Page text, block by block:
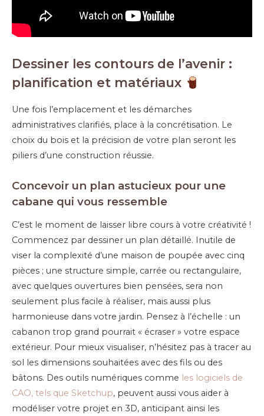
Dessiner les contours de l’avenir :
planification et matériaux
Une fois l’emplacement et les démarches
administratives clarifiés, place à la concrétisation. Le
choix du bois et la précision de votre plan seront les
piliers d’une construction réussie.
Concevoir un plan astucieux pour une
cabane qui vous ressemble
C’est le moment de laisser libre cours à votre créativité !
Commencez par dessiner un plan détaillé. Inutile de
viser la complexité d’une maison de poupée avec cinq
pièces ; une structure simple, carrée ou rectangulaire,
avec quelques ouvertures bien pensées, sera non
seulement plus facile à réaliser, mais aussi plus
harmonieuse dans votre jardin. Pensez à l’échelle : un
cabanon trop grand pourrait « écraser » votre espace
extérieur. Pour mieux visualiser, n’hésitez pas à tracer au
sol les dimensions souhaitées avec des fils ou des
bâtons. Des outils numériques comme les logiciels de
CAO, tels que Sketchup, peuvent aussi vous aider à
modéliser votre projet en 3D, anticipant ainsi les